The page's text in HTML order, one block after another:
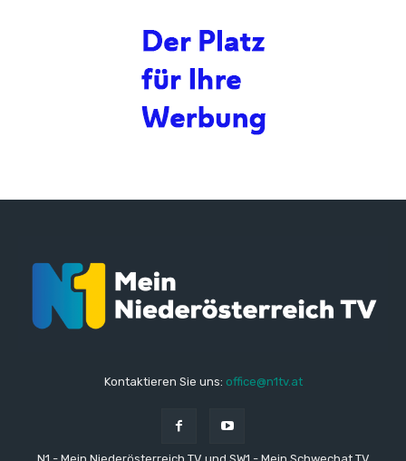
Kontaktieren Sie uns: office@n1tv.at